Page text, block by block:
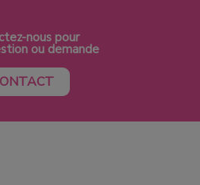
nous pour
ou demande